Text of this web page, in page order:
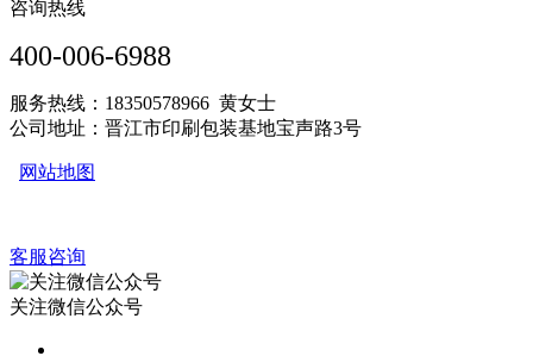
咨询热线
400-006-6988
服务热线：18350578966 黄女士
公司地址：晋江市印刷包装基地宝声路3号
网站地图
客服咨询
关注微信公众号